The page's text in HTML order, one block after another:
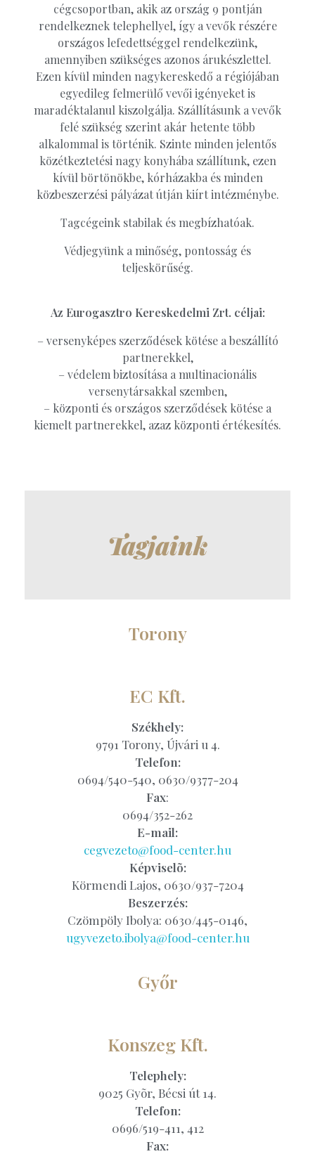
cégcsoportban, akik az ország 9 pontján
rendelkeznek telephellyel, így a vevők részére
országos lefedettséggel rendelkezünk,
amennyiben szükséges azonos árukészlettel.
Ezen kívül minden nagykereskedő a régiójában
egyedileg felmerülő vevői igényeket is
maradéktalanul kiszolgálja. Szállításunk a vevők
felé szükség szerint akár hetente több
alkalommal is történik. Szinte minden jelentős
közétkeztetési nagy konyhába szállítunk, ezen
kívül börtönökbe, kórházakba és minden
közbeszerzési pályázat útján kiírt intézménybe.
Tagcégeink stabilak és megbízhatóak.
Védjegyünk a minőség, pontosság és
teljeskörűség.
Az Eurogasztro Kereskedelmi Zrt. céljai:
– versenyképes szerződések kötése a beszállító
partnerekkel,
– védelem biztosítása a multinacionális
versenytársakkal szemben,
– központi és országos szerződések kötése a
kiemelt partnerekkel, azaz központi értékesítés.
Tagjaink
Torony
EC Kft.
Székhely:
9791 Torony, Újvári u 4.
Telefon:
0694/540-540, 0630/9377-204
Fax:
0694/352-262
E-mail:
cegvezeto@food-center.hu
Képviselõ:
Körmendi Lajos, 0630/937-7204
Beszerzés:
Czömpöly Ibolya: 0630/445-0146,
ugyvezeto.ibolya@food-center.hu
Győr
Konszeg Kft.
Telephely:
9025 Gyõr, Bécsi út 14.
Telefon:
0696/519-411, 412
Fax: